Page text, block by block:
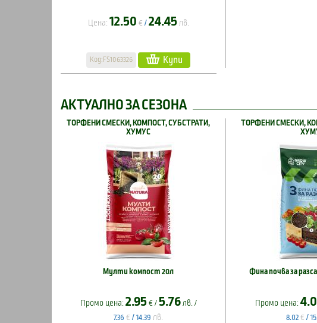
Цена: 12.50 € / 24.45 лв.
Код:FS1063326 Купи
АКТУАЛНО ЗА СЕЗОНА
ТОРФЕНИ СМЕСКИ, КОМПОСТ, СУБСТРАТИ,
ХУМУС
Мулти компост 20л
Промо цена: 2.95 € / 5.76 лв. /
7.36 € /14.39 лв.
ТОРФЕНИ СМЕСКИ,
Фина почва за
Промо цена:
8.02 € /